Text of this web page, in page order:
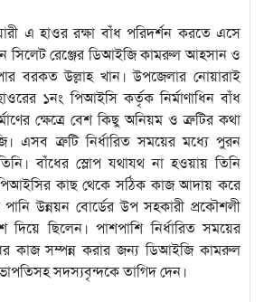
এ হাওর রক্ষা বাঁধ পরিদর্শন করতে এসে
সিলেট রেঞ্জের ডিআইজি কামরুল আহসান ও
বরকত উল্লাহ খান। উপজেলার নোয়ারাই
১নং পিআইসি কর্তৃক নির্মাণাধিন বাঁধ
ক্ষেত্রে বেশ কিছু অনিয়ম ও ত্রুটির কথা
এসব ত্রুটি নির্ধারিত সময়ের মধ্যে পুরন
বাঁধের স্লোপ যথাযথ না হওয়ায় তিনি
কাছ থেকে সঠিক কাজ আদায় করে
পানি উন্নয়ন বোর্ডের উপ সহকারী প্রকৌশলী
দিয়ে ছিলেন। পাশপাশি নির্ধারিত সময়ের
কাজ সম্পন্ন করার জন্য ডিআইজি কামরুল
সদস্যবৃন্দকে তাগিদ দেন।